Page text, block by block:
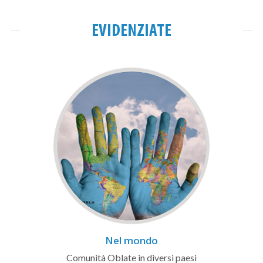
EVIDENZIATE
Nel mondo
Comunità Oblate in diversi paesi